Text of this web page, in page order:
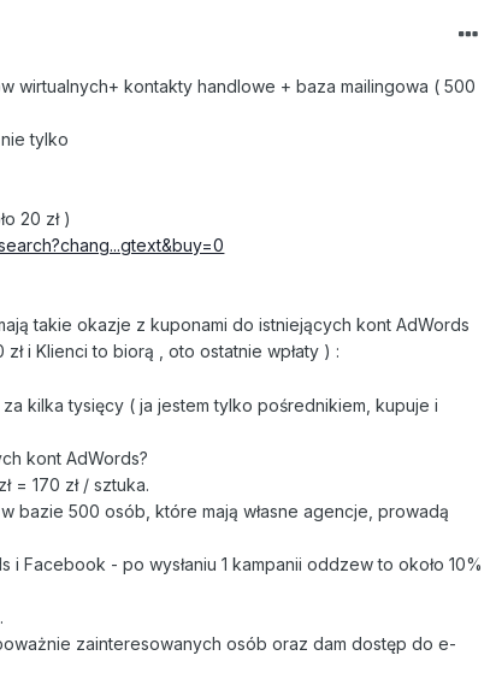
wirtualnych+ kontakty handlowe + baza mailingowa ( 500
tylko
20 zł )
takie okazje z kuponami do istniejących kont AdWords
i Klienci to biorą , oto ostatnie wpłaty ) :
kilka tysięcy ( ja jestem tylko pośrednikiem, kupuje i
kont AdWords?
= 170 zł / sztuka.
bazie 500 osób, które mają własne agencje, prowadą
i Facebook - po wysłaniu 1 kampanii oddzew to około 10%
zainteresowanych osób oraz dam dostęp do e-